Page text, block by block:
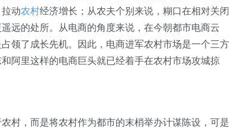
动农村经济增长；从农夫个别来说，糊口在相对关闭
远的处所。从电商的角度来说，在今朝都市电商云
领了成长先机。因此，电商进军农村市场是一个三方
阿里这样的电商巨头就已经着手在农村市场攻城掠
村，而是将农村作为都市的末梢举办计谋陈设，可是